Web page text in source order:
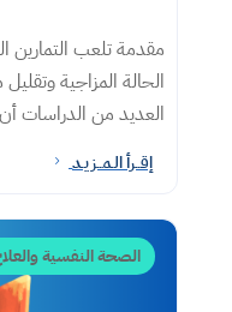
مقدمة تلعب التمارين
الحالة المزاجية
العديد من الدراسات
إقــرأ الـمــزيـد 5
الصحة النفسية